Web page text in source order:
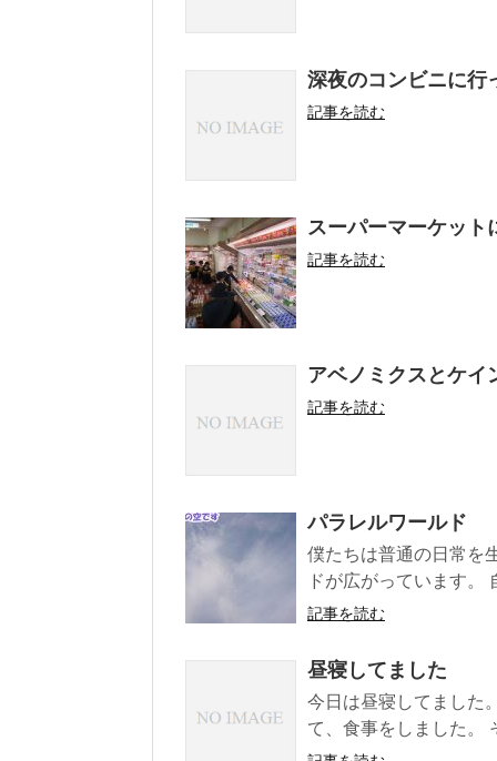
深夜のコンビニに行
記事を読む
スーパーマーケット
記事を読む
アベノミクスとケイ
記事を読む
パラレルワールド
僕たちは普通の日常を
ドが広がっています。
記事を読む
昼寝してました
今日は昼寝してました
て、食事をしました。